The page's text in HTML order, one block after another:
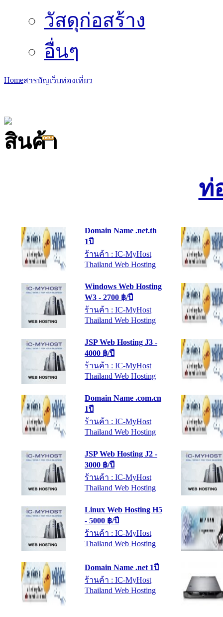
วัสดุก่อสร้าง
อื่นๆ
1ปี
ร้านค้า : IC-MyHost
Thailand Web Hosting
W3 - 2700 ฿/ปี
ร้านค้า : IC-MyHost
Thailand Web Hosting
4000 ฿/ปี
ร้านค้า : IC-MyHost
Thailand Web Hosting
1ปี
ร้านค้า : IC-MyHost
Thailand Web Hosting
3000 ฿/ปี
ร้านค้า : IC-MyHost
Thailand Web Hosting
- 5000 ฿/ปี
ร้านค้า : IC-MyHost
Thailand Web Hosting
ร้านค้า : IC-MyHost
Thailand Web Hosting